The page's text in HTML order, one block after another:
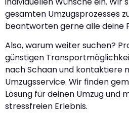
gesamten Umzugsprozesses
beantworten gerne alle deine
Also, warum weiter suchen?
günstigen
nach Schaan und kontaktiere
Umzugsservice. Wir finden
Lösung für deinen Umzug und
stressfreien Erlebnis.